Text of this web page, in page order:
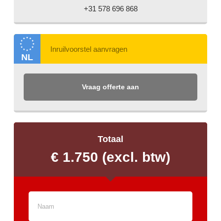
+31 578 696 868
NL
Vraag offerte aan
Totaal
€ 1.750 (excl. btw)